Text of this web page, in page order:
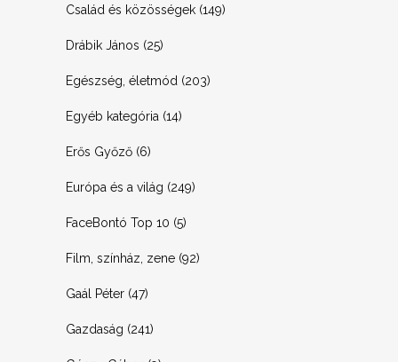
Család és közösségek (149)
Drábik János (25)
Egészség, életmód (203)
Egyéb kategória (14)
Erős Győző (6)
Európa és a világ (249)
FaceBontó Top 10 (5)
Film, színház, zene (92)
Gaál Péter (47)
Gazdaság (241)